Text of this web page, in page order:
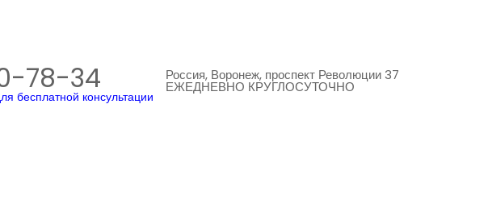
78-34
бесплатной консультации
Россия, Воронеж, проспект Революции 37
ЕЖЕДНЕВНО КРУГЛОСУТОЧНО